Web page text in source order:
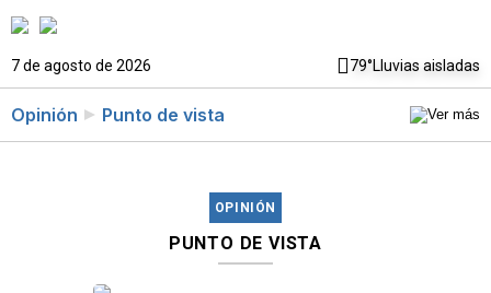
7 de agosto de 2026 79°Lluvias aisladas
Opinión Punto de vista
OPINIÓN
PUNTO DE VISTA